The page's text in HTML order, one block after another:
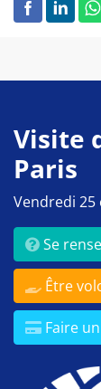
Visite
Paris
Vendredi 25
Se
Être
Faire